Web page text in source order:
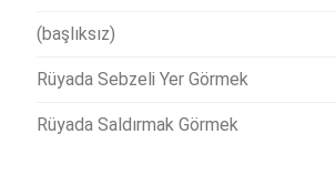
(başlıksız)
Rüyada Sebzeli Yer Görmek
Rüyada Saldırmak Görmek